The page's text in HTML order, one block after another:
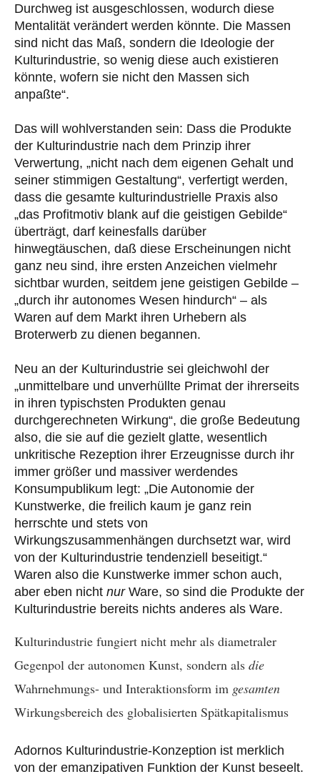
Durchweg ist ausgeschlossen, wodurch diese
Mentalität verändert werden könnte. Die Massen
sind nicht das Maß, sondern die Ideologie der
Kulturindustrie, so wenig diese auch existieren
könnte, wofern sie nicht den Massen sich
anpaßte“.
Das will wohlverstanden sein: Dass die Produkte
der Kulturindustrie nach dem Prinzip ihrer
Verwertung, „nicht nach dem eigenen Gehalt und
seiner stimmigen Gestaltung“, verfertigt werden,
dass die gesamte kulturindustrielle Praxis also
„das Profitmotiv blank auf die geistigen Gebilde“
überträgt, darf keinesfalls darüber
hinwegtäuschen, daß diese Erscheinungen nicht
ganz neu sind, ihre ersten Anzeichen vielmehr
sichtbar wurden, seitdem jene geistigen Gebilde –
„durch ihr autonomes Wesen hindurch“ – als
Waren auf dem Markt ihren Urhebern als
Broterwerb zu dienen begannen.
Neu an der Kulturindustrie sei gleichwohl der
„unmittelbare und unverhüllte Primat der ihrerseits
in ihren typischsten Produkten genau
durchgerechneten Wirkung“, die große Bedeutung
also, die sie auf die gezielt glatte, wesentlich
unkritische Rezeption ihrer Erzeugnisse durch ihr
immer größer und massiver werdendes
Konsumpublikum legt: „Die Autonomie der
Kunstwerke, die freilich kaum je ganz rein
herrschte und stets von
Wirkungszusammenhängen durchsetzt war, wird
von der Kulturindustrie tendenziell beseitigt.“
Waren also die Kunstwerke immer schon auch,
aber eben nicht nurWare, so sind die Produkte der
Kulturindustrie bereits nichts anderes als Ware.
Kulturindustrie fungiert nicht mehr als diametraler
Gegenpol der autonomen Kunst, sondern als die
Wahrnehmungs- und Interaktionsform im gesamten
Wirkungsbereich des globalisierten Spätkapitalismus
Adornos Kulturindustrie-Konzeption ist merklich
von der emanzipativen Funktion der Kunst beseelt.